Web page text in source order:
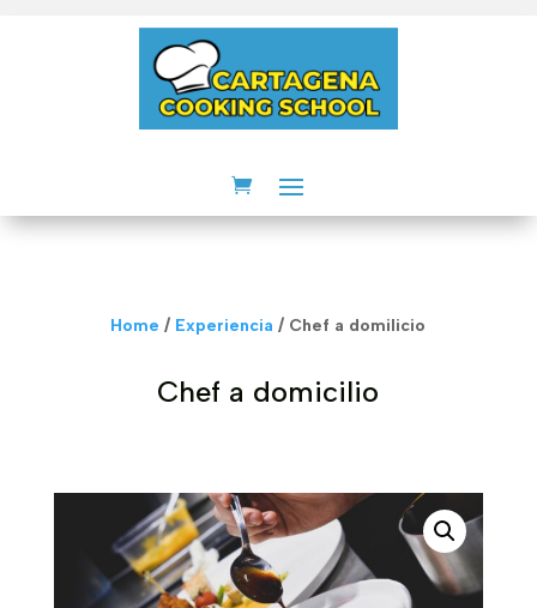
Home / Experiencia / Chef a domilicio
Chef a domicilio